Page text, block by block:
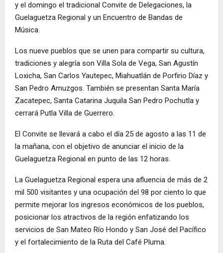
y el domingo el tradicional Convite de Delegaciones, la
Guelaguetza Regional y un Encuentro de Bandas de
Música.
Los nueve pueblos que se unen para compartir su cultura,
tradiciones y alegría son Villa Sola de Vega, San Agustín
Loxicha, San Carlos Yautepec, Miahuatlán de Porfirio Díaz y
San Pedro Amuzgos. También se presentan Santa María
Zacatepec, Santa Catarina Juquila San Pedro Pochutla y
cerrará Putla Villa de Guerrero.
El Convite se llevará a cabo el día 25 de agosto a las 11 de
la mañana, con el objetivo de anunciar el inicio de la
Guelaguetza Regional en punto de las 12 horas.
La Guelaguetza Regional espera una afluencia de más de 2
mil 500 visitantes y una ocupación del 98 por ciento lo que
permite mejorar los ingresos económicos de los pueblos,
posicionar los atractivos de la región enfatizando los
servicios de San Mateo Río Hondo y San José del Pacífico
y el fortalecimiento de la Ruta del Café Pluma.